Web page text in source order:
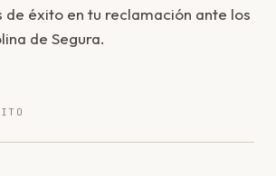
de éxito en tu reclamación ante los
de Segura.